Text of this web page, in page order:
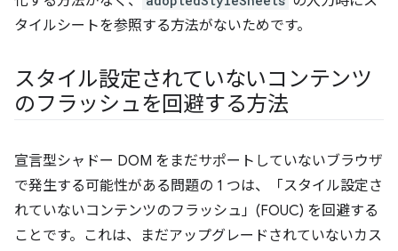
タイルシートを参照する方法がないためです。
スタイル設定されていないコンテンツ
のフラッシュを回避する方法
宣言型シャドー DOM をまだサポートしていないブラウザ
で発生する可能性がある問題の 1 つは、「スタイル設定さ
れていないコンテンツのフラッシュ」(FOUC) を回避する
ことです。これは、まだアップグレードされていないカス